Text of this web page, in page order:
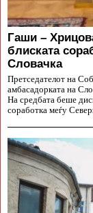
Гаши –
блиската
Словачка
Претседателот на
амбасадорката на
На средбата беше
соработка меѓу